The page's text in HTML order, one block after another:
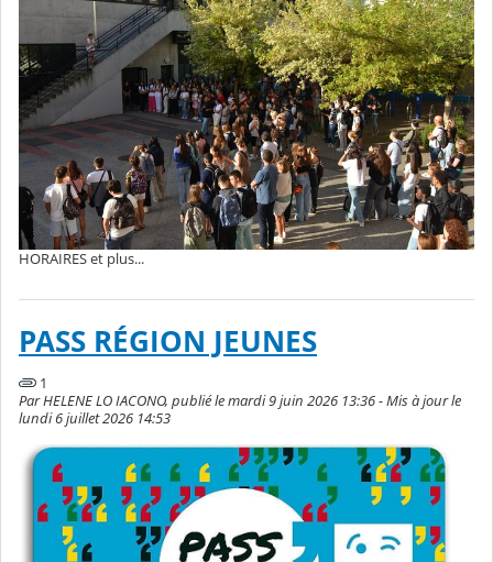
HORAIRES et plus...
PASS RÉGION JEUNES
1
Par HELENE LO IACONO, publié le mardi 9 juin 2026 13:36 - Mis à jour le
lundi 6 juillet 2026 14:53